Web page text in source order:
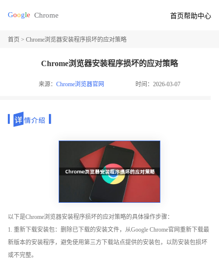
首页帮助中心
首页 > Chrome浏览器安装程序损坏的应对策略
Chrome浏览器安装程序损坏的应对策略
来源：Chrome浏览器官网 时间：2026-03-07
以下是Chrome浏览器安装程序损坏的应对策略的具体操作步骤：
1. 重新下载安装包：删除已下载的安装文件，从Google Chrome官网重新下载最
新版本的安装程序，避免使用第三方下载站点提供的安装包，以防安装包损坏
或不完整。